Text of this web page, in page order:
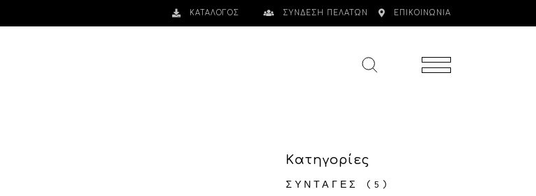
ΚΑΤΑΛΟΓΟΣ ΣΥΝΔΕΣΗ ΠΕΛΑΤΩΝ ΕΠΙΚΟΙΝΩΝΙΑ
Kατηγορίες
ΣΥΝΤΑΓΈΣ (5)